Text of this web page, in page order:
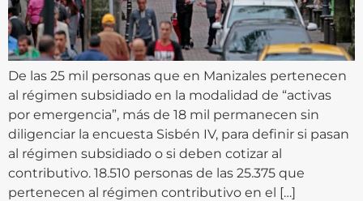
De las 25 mil personas que en Manizales pertenecen
al régimen subsidiado en la modalidad de “activas
por emergencia”, más de 18 mil permanecen sin
diligenciar la encuesta Sisbén IV, para definir si pasan
al régimen subsidiado o si deben cotizar al
contributivo. 18.510 personas de las 25.375 que
pertenecen al régimen contributivo en el […]